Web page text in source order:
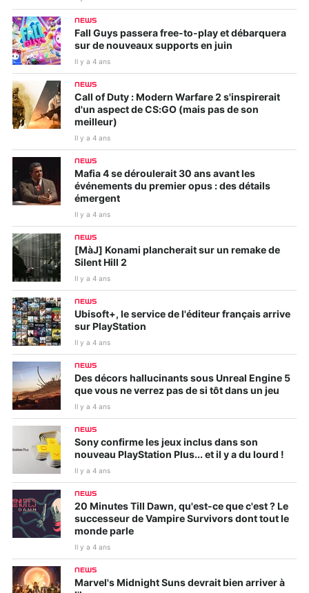
NEWS
Fall Guys passera free-to-play et débarquera
sur de nouveaux supports en juin
Il y a 4 ans
NEWS
Call of Duty : Modern Warfare 2 s'inspirerait
d'un aspect de CS:GO (mais pas de son
meilleur)
Il y a 4 ans
NEWS
Mafia 4 se déroulerait 30 ans avant les
événements du premier opus : des détails
émergent
Il y a 4 ans
NEWS
[MàJ] Konami plancherait sur un remake de
Silent Hill 2
Il y a 4 ans
NEWS
Ubisoft+, le service de l'éditeur français arrive
sur PlayStation
Il y a 4 ans
NEWS
Des décors hallucinants sous Unreal Engine 5
que vous ne verrez pas de si tôt dans un jeu
Il y a 4 ans
NEWS
Sony confirme les jeux inclus dans son
nouveau PlayStation Plus... et il y a du lourd !
Il y a 4 ans
NEWS
20 Minutes Till Dawn, qu'est-ce que c'est ? Le
successeur de Vampire Survivors dont tout le
monde parle
Il y a 4 ans
NEWS
Marvel's Midnight Suns devrait bien arriver à